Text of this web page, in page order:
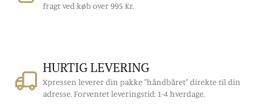
fragt ved køb over 995 Kr.
HURTIG LEVERING
Xpressen leverer din pakke "håndbåret" direkte til din
adresse. Forventet leveringstid: 1-4 hverdage.